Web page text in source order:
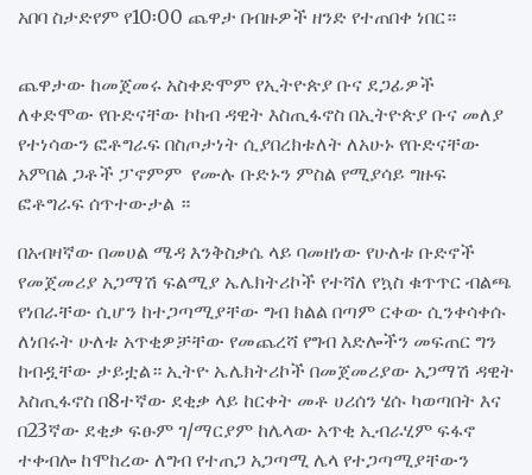
አበባ ስታድየም የ10፡00 ጨዋታ በብዙዎች ዘንድ የተጠበቀ ነበር።
ጨዋታው ከመጀመሩ አስቀድሞም የኢትዮጵያ ቡና ደጋፊዎች
ለቀድሞው የቡድናቸው ኮከብ ዳዊት እስጢፋኖስ በኢትዮጵያ ቡና መለያ
የተነሳውን ፎቶግራፍ በስጦታነት ሲያበረክቱለት ለአሁኑ የቡድናቸው
አምበል ጋቶች ፓኖምም የሙሉ ቡድኑን ምስል የሚያሳይ ግዙፍ
ፎቶግራፍ ሰጥተውታል ።
በአብዛኛው በመሀል ሜዳ እንቅስቃሴ ላይ ባመዘነው የሁለቱ ቡድኖች
የመጀመሪያ አጋማሽ ፍልሚያ ኤሌክትሪኮች የተሻለ የኳስ ቁጥጥር ብልጫ
የነበራቸው ሲሆን ከተጋጣሚያቸው ግብ ክልል በጣም ርቀው ሲንቀሳቀሱ
ለነበሩት ሁለቱ አጥቂዎቻቸው የመጨረሻ የግብ እድሎችን መፍጠር ግን
ከብዷቸው ታይቷል። ኢትዮ ኤሌክትሪኮች በመጀመሪያው አጋማሽ ዳዊት
እስጢፋኖስ በ8ተኛው ደቂቃ ላይ ከርቀት መቶ ሀሪሰን ሄሱ ካወጣበት እና
በ23ኛው ደቂቃ ፍፁም ገ/ማርያም ከሌላው አጥቂ ኢብራሂም ፍፋኖ
ተቀብሎ ከሞከረው ለግብ የተጠጋ አጋጣሚ ሌላ የተጋጣሚያቸውን